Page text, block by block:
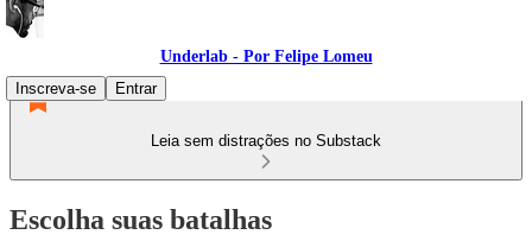
Underlab - Por Felipe Lomeu
Inscreva-se
Entrar
Leia sem distrações no Substack
Escolha suas batalhas